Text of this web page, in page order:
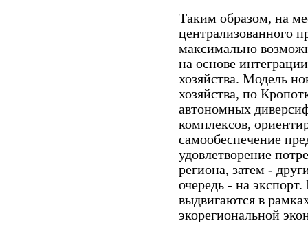
Таким образом, на
централизованного
максимально
на основе
хозяйства. Модель
хозяйства, по
автономных
комплексов,
самообеспечение
удовлетворение
региона, затем -
очередь - на
выдвигаются в
экорегиональной